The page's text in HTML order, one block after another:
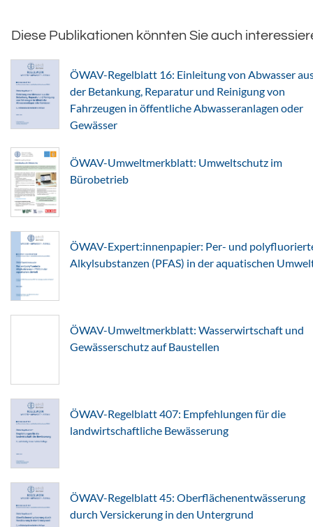
Diese Publikationen könnten Sie auch
ÖWAV-Regelblatt 16: Einleitung von Abwasser
der Betankung, Reparatur und Reinigung von
Fahrzeugen in öffentliche Abwasseranlagen oder
Gewässer
ÖWAV-Umweltmerkblatt: Umweltschutz im
Bürobetrieb
ÖWAV-Expert:innenpapier: Per- und
Alkylsubstanzen (PFAS) in der aquatischen
ÖWAV-Umweltmerkblatt: Wasserwirtschaft und
Gewässerschutz auf Baustellen
ÖWAV-Regelblatt 407: Empfehlungen für die
landwirtschaftliche Bewässerung
ÖWAV-Regelblatt 45: Oberflächenentwässerung
durch Versickerung in den Untergrund